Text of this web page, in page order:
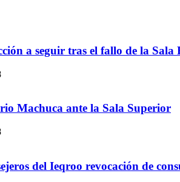
a seguir tras el fallo de la
Machuca ante la Sala Superior
del Ieqroo revocación de